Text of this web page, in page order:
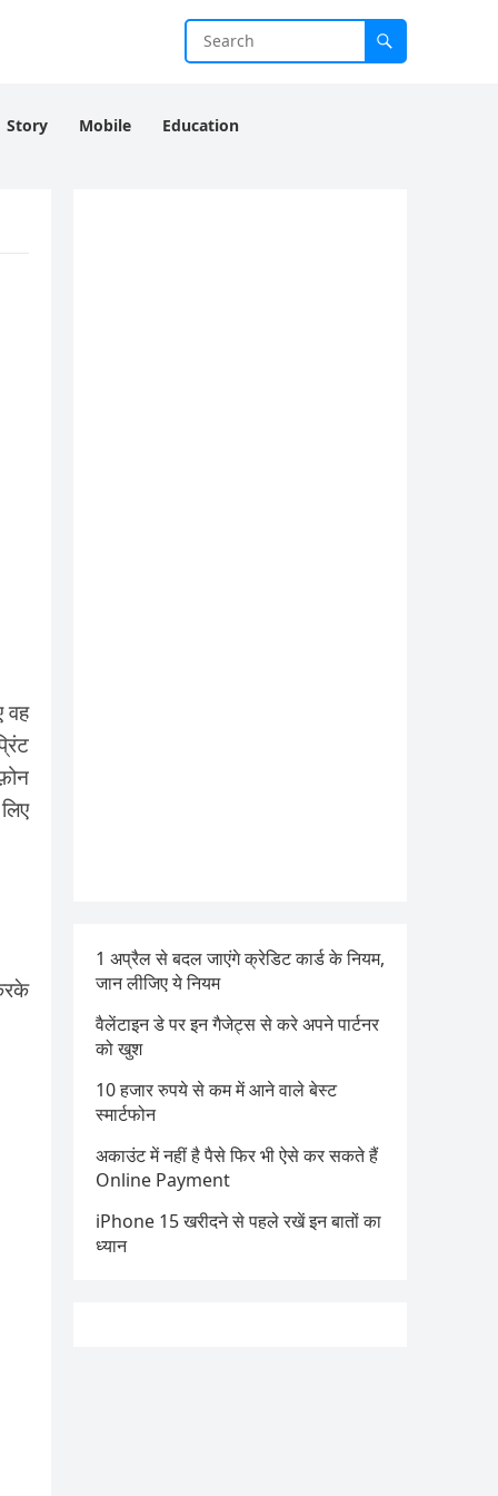
Story Mobile Education
वह
1 अप्रैल से बदल जाएंगे क्रेडिट कार्ड के नियम,
जान लीजिए ये नियम
वैलेंटाइन डे पर इन गैजेट्स से करे अपने पार्टनर
को खुश
10 हजार रुपये से कम में आने वाले बेस्ट
स्मार्टफोन
अकाउंट में नहीं है पैसे फिर भी ऐसे कर सकते हैं
Online Payment
iPhone 15 खरीदने से पहले रखें इन बातों का
ध्यान